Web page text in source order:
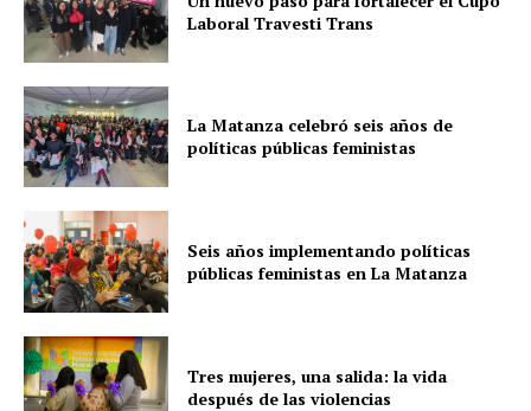
Laboral Travesti Trans
La Matanza celebró seis años de
políticas públicas feministas
Seis años implementando políticas
públicas feministas en La Matanza
Tres mujeres, una salida: la vida
después de las violencias